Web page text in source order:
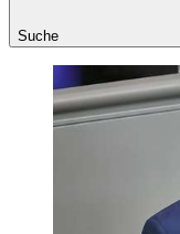
Suche